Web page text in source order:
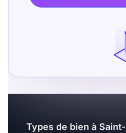
Types de bien à Saint-